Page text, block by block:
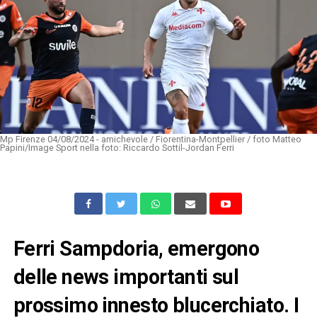
Mp Firenze 04/08/2024 - amichevole / Fiorentina-Montpellier / foto Matteo
Papini/Image Sport nella foto: Riccardo Sottil-Jordan Ferri
Ferri Sampdoria, emergono
delle news importanti sul
prossimo innesto blucerchiato. I